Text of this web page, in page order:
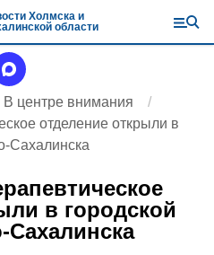
Холмска и
области
В центре внимания
отделение открыли в
Сахалинска
в городской